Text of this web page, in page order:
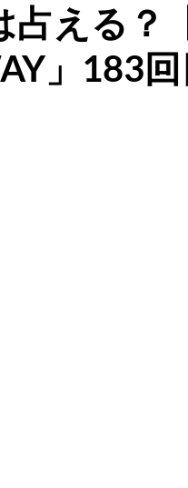
える？
」183回